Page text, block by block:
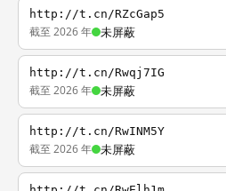
http://t.cn/RZcGap5
截至 2026 年 未屏蔽
http://t.cn/Rwqj7IG
截至 2026 年 未屏蔽
http://t.cn/RwINM5Y
截至 2026 年 未屏蔽